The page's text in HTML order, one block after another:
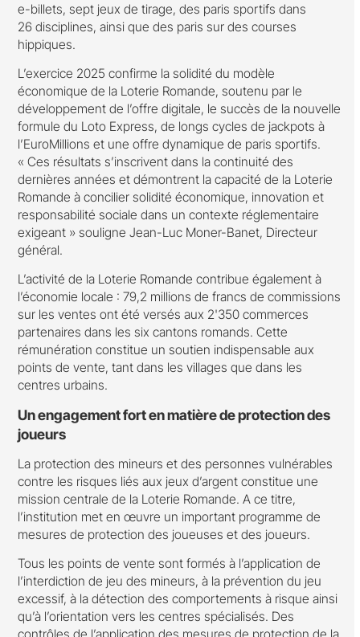
e-billets, sept jeux de tirage, des paris sportifs dans
26 disciplines, ainsi que des paris sur des courses
hippiques.
L’exercice 2025 confirme la solidité du modèle
économique de la Loterie Romande, soutenu par le
développement de l’offre digitale, le succès de la nouvelle
formule du Loto Express, de longs cycles de jackpots à
l’EuroMillions et une offre dynamique de paris sportifs.
« Ces résultats s’inscrivent dans la continuité des
dernières années et démontrent la capacité de la Loterie
Romande à concilier solidité économique, innovation et
responsabilité sociale dans un contexte réglementaire
exigeant » souligne Jean-Luc Moner-Banet, Directeur
général.
L’activité de la Loterie Romande contribue également à
l’économie locale : 79,2 millions de francs de commissions
sur les ventes ont été versés aux 2'350 commerces
partenaires dans les six cantons romands. Cette
rémunération constitue un soutien indispensable aux
points de vente, tant dans les villages que dans les
centres urbains.
Un engagement fort en matière de protection des
joueurs
La protection des mineurs et des personnes vulnérables
contre les risques liés aux jeux d’argent constitue une
mission centrale de la Loterie Romande. A ce titre,
l’institution met en œuvre un important programme de
mesures de protection des joueuses et des joueurs.
Tous les points de vente sont formés à l’application de
l’interdiction de jeu des mineurs, à la prévention du jeu
excessif, à la détection des comportements à risque ainsi
qu’à l’orientation vers les centres spécialisés. Des